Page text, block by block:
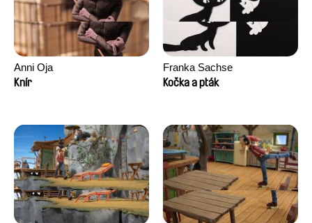
Anni Oja
Knír
Franka Sachse
Kočka a pták